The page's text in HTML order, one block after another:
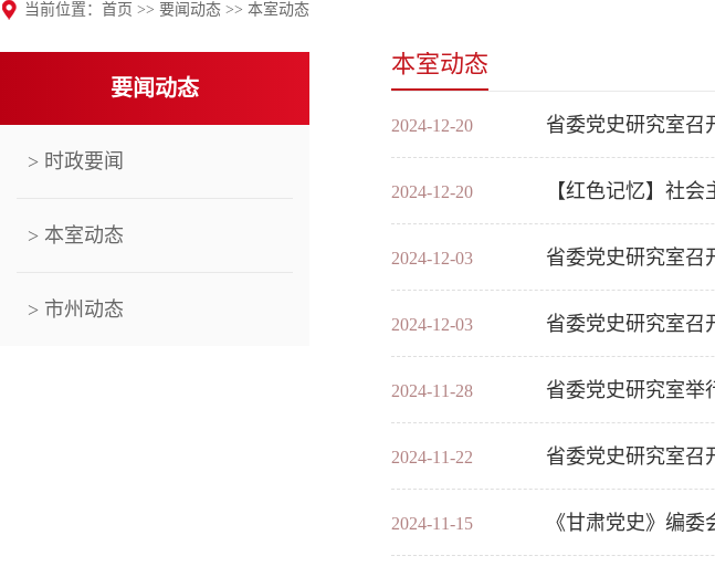
当前位置： 首页 >> 要闻动态 >> 本室动态
要闻动态
> 时政要闻
> 本室动态
> 市州动态
本室动态
2024-12-20 省委党史研究室召
2024-12-20 【红色记忆】社
2024-12-03 省委党史研究室召
2024-12-03 省委党史研究室召
2024-11-28 省委党史研究室举
2024-11-22 省委党史研究室
2024-11-15 《甘肃党史》编